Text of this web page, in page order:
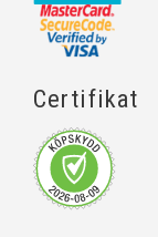
Certifikat